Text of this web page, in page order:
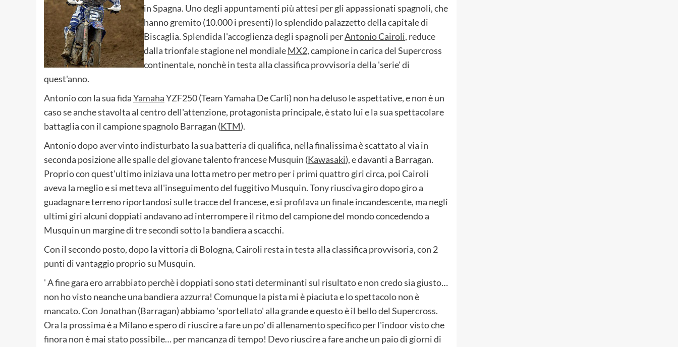
in Spagna. Uno degli appuntamenti più attesi per gli appassionati spagnoli, che
hanno gremito (10.000 i presenti) lo splendido palazzetto della capitale di
Biscaglia. Splendida l'accoglienza degli spagnoli perAntonio Cairoli, reduce
dalla trionfale stagione nel mondialeMX2, campione in carica del Supercross
continentale, nonchè in testa alla classifica provvisoria della 'serie' di
quest'anno.
Antonio con la sua fidaYamahaYZF250 (Team Yamaha De Carli) non ha deluso le aspettative, e non è un
caso se anche stavolta al centro dell'attenzione, protagonista principale, è stato lui e la sua spettacolare
battaglia con il campione spagnolo Barragan (KTM).
Antonio dopo aver vinto indisturbato la sua batteria di qualifica, nella finalissima è scattato al via in
seconda posizione alle spalle del giovane talento francese Musquin (Kawasaki), e davanti a Barragan.
Proprio con quest'ultimo iniziava una lotta metro per metro per i primi quattro giri circa, poi Cairoli
aveva la meglio e si metteva all'inseguimento del fuggitivo Musquin. Tony riusciva giro dopo giro a
guadagnare terreno riportandosi sulle tracce del francese, e si profilava un finale incandescente, ma negli
ultimi giri alcuni doppiati andavano ad interrompere il ritmo del campione del mondo concedendo a
Musquin un margine di tre secondi sotto la bandiera a scacchi.
Con il secondo posto, dopo la vittoria di Bologna, Cairoli resta in testa alla classifica provvisoria, con 2
punti di vantaggio proprio su Musquin.
' A fine gara ero arrabbiato perchè i doppiati sono stati determinanti sul risultato e non credo sia giusto…
non ho visto neanche una bandiera azzurra! Comunque la pista mi è piaciuta e lo spettacolo non è
mancato. Con Jonathan (Barragan) abbiamo 'sportellato' alla grande e questo è il bello del Supercross.
Ora la prossima è a Milano e spero di riuscire a fare un po' di allenamento specifico per l'indoor visto che
finora non è mai stato possibile… per mancanza di tempo! Devo riuscire a fare anche un paio di giorni di